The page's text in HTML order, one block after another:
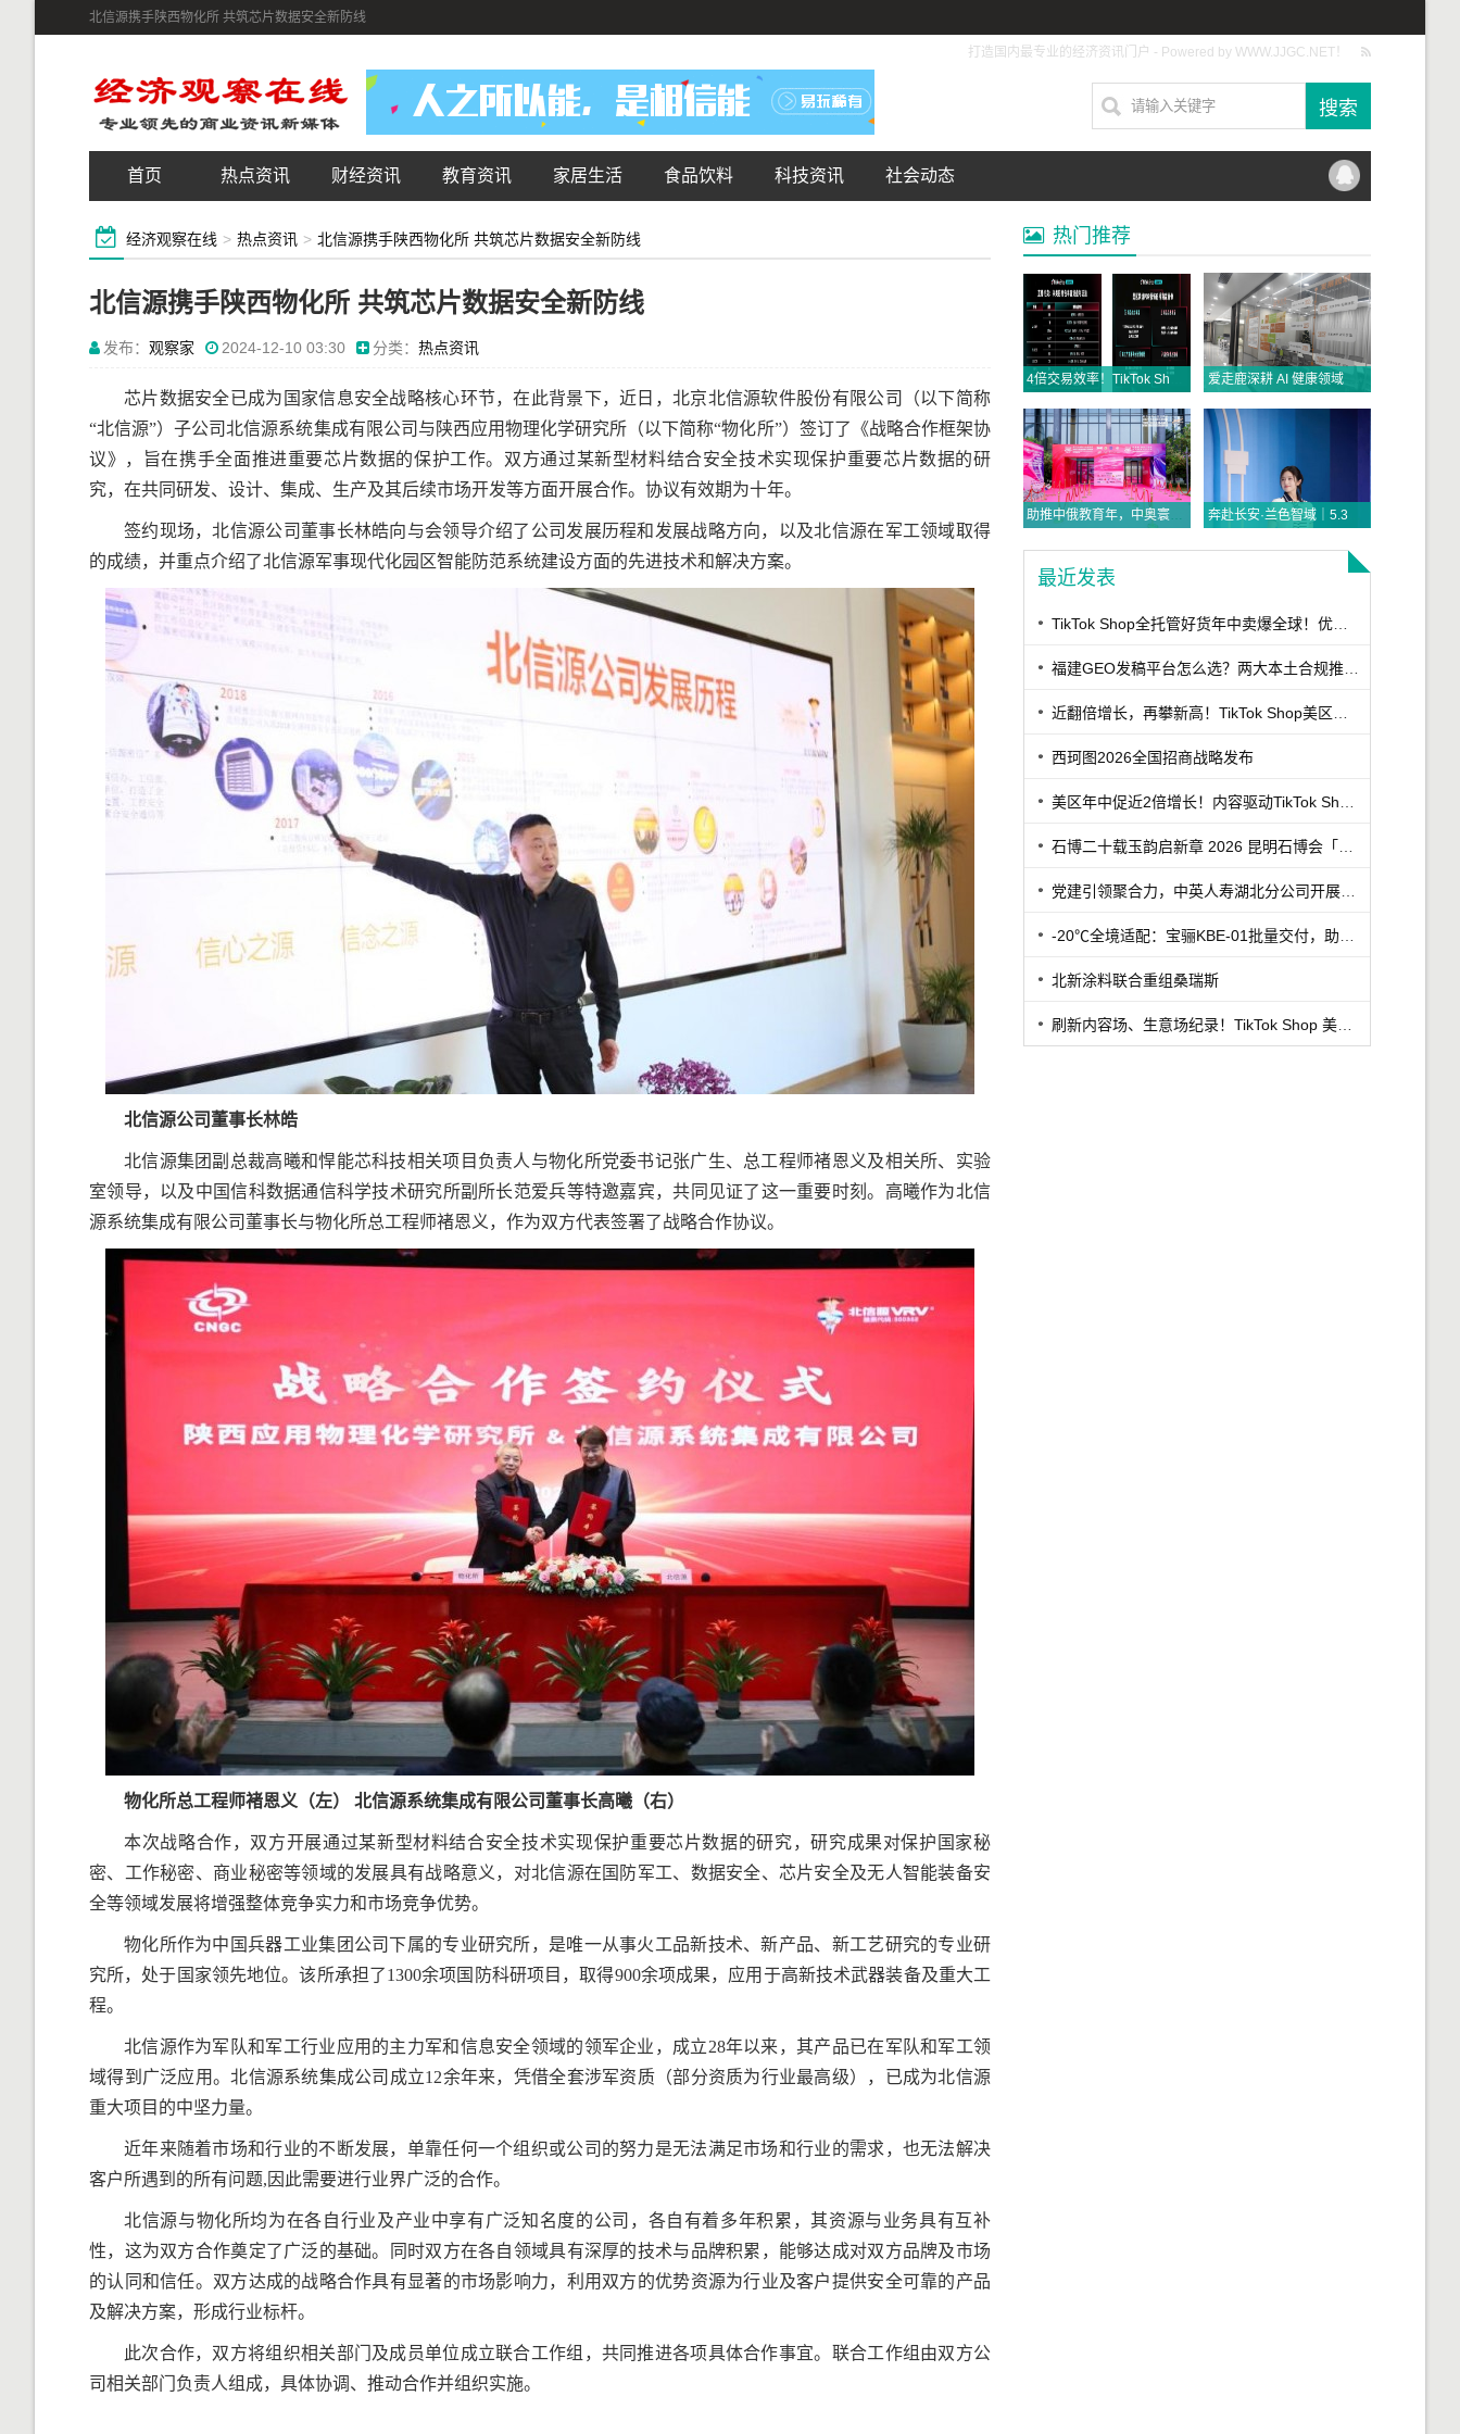
北信源携手陕西物化所 共筑芯片数据安全新防线
打造国内最专业的经济资讯门户 - Powered by WWW.JJGC.NET！
首页 热点资讯 财经资讯 教育资讯 家居生活 食品饮料 科技资讯 社会动态
经济观察在线 > 热点资讯 > 北信源携手陕西物化所 共筑芯片数据安全新防线
北信源携手陕西物化所 共筑芯片数据安全新防线
发布： 观察家 2024-12-10 03:30 分类： 热点资讯
芯片数据安全已成为国家信息安全战略核心环节，在此背景下，近日，北京北信源软件股份有限公司（以下简称
“北信源”）子公司北信源系统集成有限公司与陕西应用物理化学研究所（以下简称“物化所”）签订了《战略合作框架协
议》，旨在携手全面推进重要芯片数据的保护工作。双方通过某新型材料结合安全技术实现保护重要芯片数据的研
究，在共同研发、设计、集成、生产及其后续市场开发等方面开展合作。协议有效期为十年。
签约现场，北信源公司董事长林皓向与会领导介绍了公司发展历程和发展战略方向，以及北信源在军工领域取得
的成绩，并重点介绍了北信源军事现代化园区智能防范系统建设方面的先进技术和解决方案。
北信源公司董事长林皓
北信源集团副总裁高曦和悍能芯科技相关项目负责人与物化所党委书记张广生、总工程师褚恩义及相关所、实验
室领导，以及中国信科数据通信科学技术研究所副所长范爱兵等特邀嘉宾，共同见证了这一重要时刻。高曦作为北信
源系统集成有限公司董事长与物化所总工程师褚恩义，作为双方代表签署了战略合作协议。
物化所总工程师褚恩义（左） 北信源系统集成有限公司董事长高曦（右）
本次战略合作，双方开展通过某新型材料结合安全技术实现保护重要芯片数据的研究，研究成果对保护国家秘
密、工作秘密、商业秘密等领域的发展具有战略意义，对北信源在国防军工、数据安全、芯片安全及无人智能装备安
全等领域发展将增强整体竞争实力和市场竞争优势。
物化所作为中国兵器工业集团公司下属的专业研究所，是唯一从事火工品新技术、新产品、新工艺研究的专业研
究所，处于国家领先地位。该所承担了1300余项国防科研项目，取得900余项成果，应用于高新技术武器装备及重大工
程。
北信源作为军队和军工行业应用的主力军和信息安全领域的领军企业，成立28年以来，其产品已在军队和军工领
域得到广泛应用。北信源系统集成公司成立12余年来，凭借全套涉军资质（部分资质为行业最高级），已成为北信源
重大项目的中坚力量。
近年来随着市场和行业的不断发展，单靠任何一个组织或公司的努力是无法满足市场和行业的需求，也无法解决
客户所遇到的所有问题,因此需要进行业界广泛的合作。
北信源与物化所均为在各自行业及产业中享有广泛知名度的公司，各自有着多年积累，其资源与业务具有互补
性，这为双方合作奠定了广泛的基础。同时双方在各自领域具有深厚的技术与品牌积累，能够达成对双方品牌及市场
的认同和信任。双方达成的战略合作具有显著的市场影响力，利用双方的优势资源为行业及客户提供安全可靠的产品
及解决方案，形成行业标杆。
此次合作，双方将组织相关部门及成员单位成立联合工作组，共同推进各项具体合作事宜。联合工作组由双方公
司相关部门负责人组成，具体协调、推动合作并组织实施。
热门推荐
助推中俄教育年，中奥寰宇探索实践“三位一体”国际赛事运营模式
最近发表
西珂图2026全国招商战略发布
北新涂料联合重组桑瑞斯